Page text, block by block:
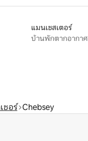
แมนเชสเตอร์
บ้านพักตากอากาศ
ชอร์ Chebsey